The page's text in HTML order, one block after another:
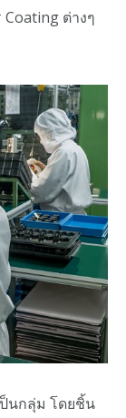
ต่างๆ
นกลุ่ม โดยชิ้น